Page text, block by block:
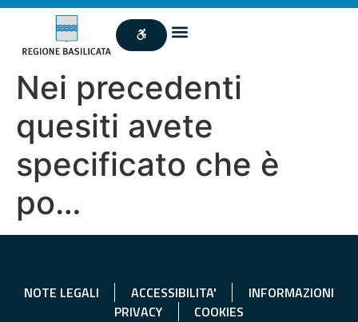
Nei precedenti
quesiti avete
specificato che è
po…
NOTE LEGALI ACCESSIBILITA'
INFORMAZIONI
PRIVACY
COOKIES